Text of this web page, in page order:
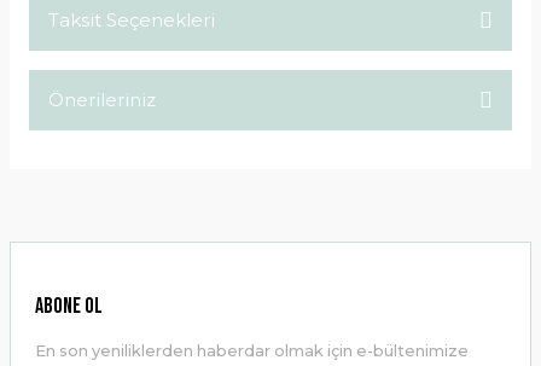
Taksit Seçenekleri
Önerileriniz
Ürün resmi kalitesiz, bozuk veya görüntülenemiyor.
ABONE OL
En son yeniliklerden haberdar olmak için e-bültenimize